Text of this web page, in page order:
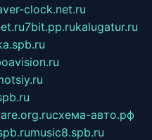
clock.net.ru
7bit.pp.rukalugatur.ru
схема-авто.рф
music8.spb.ru